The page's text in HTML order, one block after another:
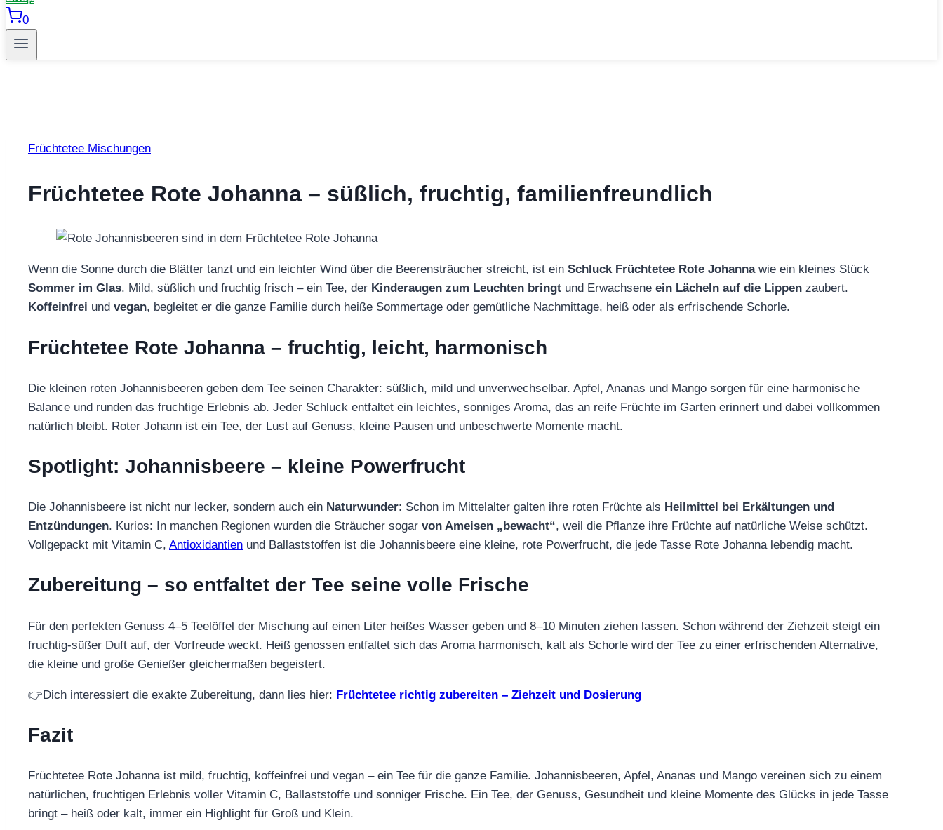
0
Früchtetee Mischungen
Früchtetee Rote Johanna – süßlich, fruchtig, familienfreundlich
Wenn die Sonne durch die Blätter tanzt und ein leichter Wind über die Beerensträucher streicht, ist ein Schluck Früchtetee Rote Johanna wie ein kleines Stück
Sommer im Glas. Mild, süßlich und fruchtig frisch – ein Tee, der Kinderaugen zum Leuchten bringt und Erwachsene ein Lächeln auf die Lippen zaubert.
Koffeinfrei und vegan, begleitet er die ganze Familie durch heiße Sommertage oder gemütliche Nachmittage, heiß oder als erfrischende Schorle.
Früchtetee Rote Johanna – fruchtig, leicht, harmonisch
Die kleinen roten Johannisbeeren geben dem Tee seinen Charakter: süßlich, mild und unverwechselbar. Apfel, Ananas und Mango sorgen für eine harmonische
Balance und runden das fruchtige Erlebnis ab. Jeder Schluck entfaltet ein leichtes, sonniges Aroma, das an reife Früchte im Garten erinnert und dabei vollkommen
natürlich bleibt. Roter Johann ist ein Tee, der Lust auf Genuss, kleine Pausen und unbeschwerte Momente macht.
Spotlight: Johannisbeere – kleine Powerfrucht
Die Johannisbeere ist nicht nur lecker, sondern auch ein Naturwunder: Schon im Mittelalter galten ihre roten Früchte als Heilmittel bei Erkältungen und
Entzündungen. Kurios: In manchen Regionen wurden die Sträucher sogar von Ameisen „bewacht“, weil die Pflanze ihre Früchte auf natürliche Weise schützt.
Vollgepackt mit Vitamin C, Antioxidantien und Ballaststoffen ist die Johannisbeere eine kleine, rote Powerfrucht, die jede Tasse Rote Johanna lebendig macht.
Zubereitung – so entfaltet der Tee seine volle Frische
Für den perfekten Genuss 4–5 Teelöffel der Mischung auf einen Liter heißes Wasser geben und 8–10 Minuten ziehen lassen. Schon während der Ziehzeit steigt ein
fruchtig-süßer Duft auf, der Vorfreude weckt. Heiß genossen entfaltet sich das Aroma harmonisch, kalt als Schorle wird der Tee zu einer erfrischenden Alternative,
die kleine und große Genießer gleichermaßen begeistert.
👉Dich interessiert die exakte Zubereitung, dann lies hier: Früchtetee richtig zubereiten – Ziehzeit und Dosierung
Fazit
Früchtetee Rote Johanna ist mild, fruchtig, koffeinfrei und vegan – ein Tee für die ganze Familie. Johannisbeeren, Apfel, Ananas und Mango vereinen sich zu einem
natürlichen, fruchtigen Erlebnis voller Vitamin C, Ballaststoffe und sonniger Frische. Ein Tee, der Genuss, Gesundheit und kleine Momente des Glücks in jede Tasse
bringt – heiß oder kalt, immer ein Highlight für Groß und Klein.